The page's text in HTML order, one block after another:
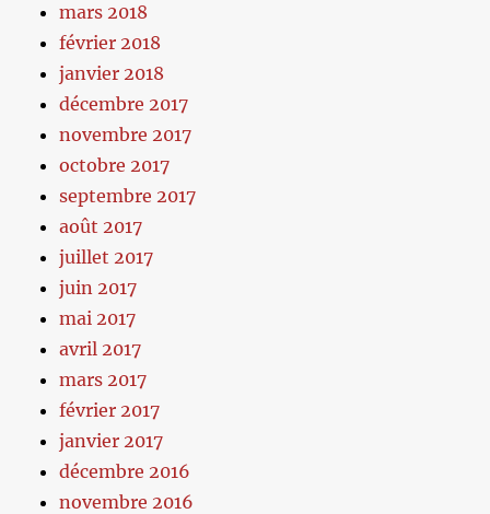
mars 2018
février 2018
janvier 2018
décembre 2017
novembre 2017
octobre 2017
septembre 2017
août 2017
juillet 2017
juin 2017
mai 2017
avril 2017
mars 2017
février 2017
janvier 2017
décembre 2016
novembre 2016